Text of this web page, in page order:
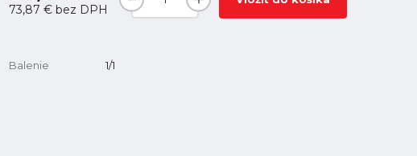
73,87 € bez DPH
Balenie 1/1